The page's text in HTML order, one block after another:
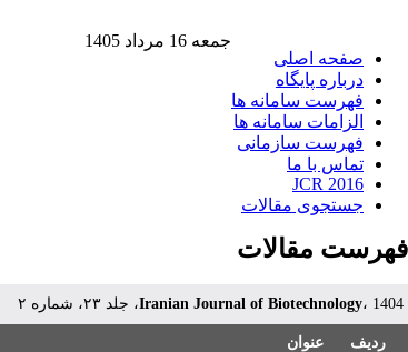
صفحه اصلی
درباره پایگاه
فهرست سامانه ها
الزامات سامانه ها
فهرست سازمانی
تماس با ما
JCR 2016
جستجوی مقالات
جمعه 16 مرداد 1405
فهرست مقالات
Iranian Journal of Biotechnology، 1404، جلد ۲۳، شماره ۲
ردیف عنوان